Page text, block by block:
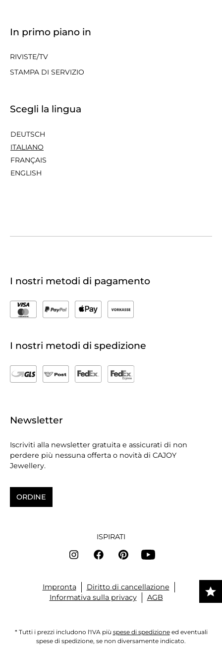
In primo piano in
RIVISTE/TV
STAMPA DI SERVIZIO
Scegli la lingua
DEUTSCH
ITALIANO
FRANÇAIS
ENGLISH
I nostri metodi di pagamento
I nostri metodi di spedizione
Newsletter
Iscriviti alla newsletter gratuita e assicurati di non
perdere più nessuna offerta o novità di CAJOY
Jewellery.
ORDINE
ISPIRATI
Impronta
Diritto di cancellazione
Informativa sulla privacy
AGB
* Tutti i prezzi includono l'IVA più spese di spedizioneed eventuali
spese di spedizione, se non diversamente indicato.